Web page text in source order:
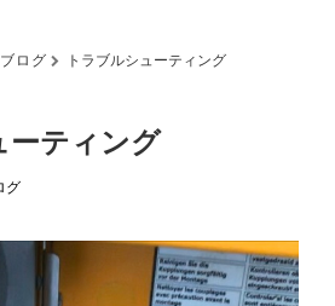
t
i
o
ログ トラブルシューティング
ーティング
グ